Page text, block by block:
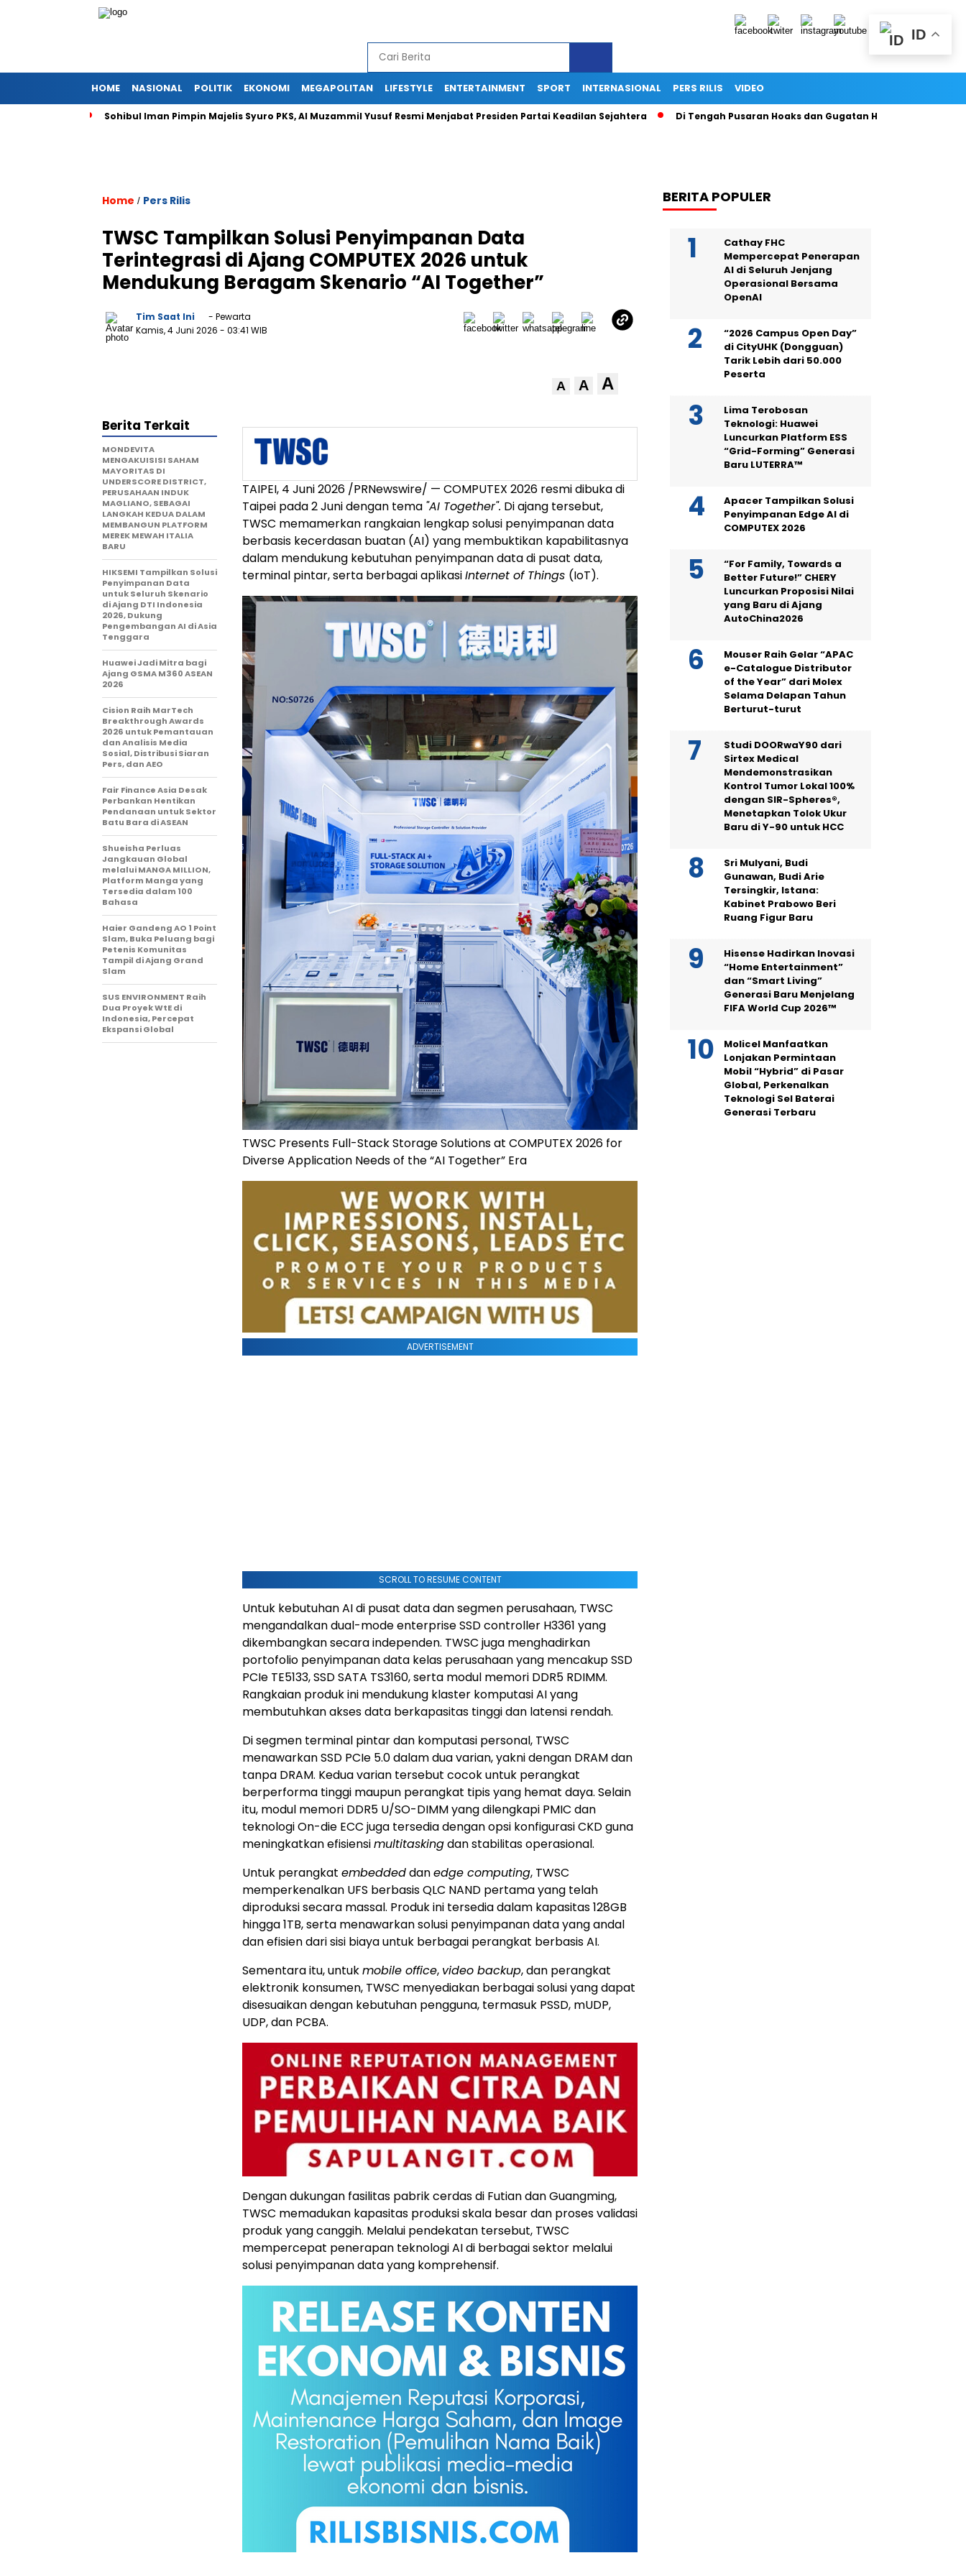
HOME NASIONAL POLITIK EKONOMI MEGAPOLITAN LIFESTYLE ENTERTAINMENT SPORT INTERNASIONAL PERS RILIS VIDEO
Sohibul Iman Pimpin Majelis Syuro PKS, Al Muzammil Yusuf Resmi Menjabat Presiden Partai Keadilan Sejahtera Di Tengah Pusaran Hoaks dan Gugatan Hukum, Secarik Ijazah
Home / Pers Rilis
TWSC Tampilkan Solusi Penyimpanan Data
Terintegrasi di Ajang COMPUTEX 2026 untuk
Mendukung Beragam Skenario “AI Together”
Tim Saat Ini
- Pewarta
Kamis, 4 Juni 2026 - 03:41 WIB
A A A
TAIPEI, 4 Juni 2026 /PRNewswire/ — COMPUTEX 2026 resmi dibuka di
Taipei pada 2 Juni dengan tema "AI Together". Di ajang tersebut,
TWSC memamerkan rangkaian lengkap solusi penyimpanan data
berbasis kecerdasan buatan (AI) yang membuktikan kapabilitasnya
dalam mendukung kebutuhan penyimpanan data di pusat data,
terminal pintar, serta berbagai aplikasiInternet of Things (IoT).
TWSC Presents Full-Stack Storage Solutions at COMPUTEX 2026 for
Diverse Application Needs of the “AI Together” Era
ADVERTISEMENT
SCROLL TO RESUME CONTENT
Untuk kebutuhan AI di pusat data dan segmen perusahaan, TWSC
mengandalkan dual-mode enterprise SSD controller H3361 yang
dikembangkan secara independen. TWSC juga menghadirkan
portofolio penyimpanan data kelas perusahaan yang mencakup SSD
PCIe TE5133, SSD SATA TS3160, serta modul memori DDR5 RDIMM.
Rangkaian produk ini mendukung klaster komputasi AI yang
membutuhkan akses data berkapasitas tinggi dan latensi rendah.
Di segmen terminal pintar dan komputasi personal, TWSC
menawarkan SSD PCIe 5.0 dalam dua varian, yakni dengan DRAM dan
tanpa DRAM. Kedua varian tersebut cocok untuk perangkat
berperforma tinggi maupun perangkat tipis yang hemat daya. Selain
itu, modul memori DDR5 U/SO-DIMM yang dilengkapi PMIC dan
teknologi On-die ECC juga tersedia dengan opsi konfigurasi CKD guna
meningkatkan efisiensimultitaskingdan stabilitas operasional.
Untuk perangkat embeddeddanedge computing, TWSC
memperkenalkan UFS berbasis QLC NAND pertama yang telah
diproduksi secara massal. Produk ini tersedia dalam kapasitas 128GB
hingga 1TB, serta menawarkan solusi penyimpanan data yang andal
dan efisien dari sisi biaya untuk berbagai perangkat berbasis AI.
Sementara itu, untukmobile office, video backup, dan perangkat
elektronik konsumen, TWSC menyediakan berbagai solusi yang dapat
disesuaikan dengan kebutuhan pengguna, termasuk PSSD, mUDP,
UDP, dan PCBA.
Dengan dukungan fasilitas pabrik cerdas di Futian dan Guangming,
TWSC memadukan kapasitas produksi skala besar dan proses validasi
produk yang canggih. Melalui pendekatan tersebut, TWSC
mempercepat penerapan teknologi AI di berbagai sektor melalui
solusi penyimpanan data yang komprehensif.
Berita Terkait
MONDEVITA
MENGAKUISISI SAHAM
MAYORITAS DI
UNDERSCORE DISTRICT,
PERUSAHAAN INDUK
MAGLIANO, SEBAGAI
LANGKAH KEDUA DALAM
MEMBANGUN PLATFORM
MEREK MEWAH ITALIA
BARU
HIKSEMI Tampilkan Solusi
Penyimpanan Data
untuk Seluruh Skenario
di Ajang DTI Indonesia
2026, Dukung
Pengembangan AI di Asia
Tenggara
Huawei Jadi Mitra bagi
Ajang GSMA M360 ASEAN
2026
Cision Raih MarTech
Breakthrough Awards
2026 untuk Pemantauan
dan Analisis Media
Sosial, Distribusi Siaran
Pers, dan AEO
Fair Finance Asia Desak
Perbankan Hentikan
Pendanaan untuk Sektor
Batu Bara di ASEAN
Shueisha Perluas
Jangkauan Global
melalui MANGA MILLION,
Platform Manga yang
Tersedia dalam 100
Bahasa
Haier Gandeng AO 1 Point
Slam, Buka Peluang bagi
Petenis Komunitas
Tampil di Ajang Grand
Slam
SUS ENVIRONMENT Raih
Dua Proyek WtE di
Indonesia, Percepat
Ekspansi Global
BERITA POPULER
Cathay FHC
Mempercepat Penerapan
AI di Seluruh Jenjang
Operasional Bersama
OpenAI
“2026 Campus Open Day”
di CityUHK (Dongguan)
Tarik Lebih dari 50.000
Peserta
Lima Terobosan
Teknologi: Huawei
Luncurkan Platform ESS
“Grid-Forming” Generasi
Baru LUTERRA™
Apacer Tampilkan Solusi
Penyimpanan Edge AI di
COMPUTEX 2026
“For Family, Towards a
Better Future!” CHERY
Luncurkan Proposisi Nilai
yang Baru di Ajang
AutoChina2026
Mouser Raih Gelar “APAC
e-Catalogue Distributor
of the Year” dari Molex
Selama Delapan Tahun
Berturut-turut
Studi DOORwaY90 dari
Sirtex Medical
Mendemonstrasikan
Kontrol Tumor Lokal 100%
dengan SIR-Spheres®,
Menetapkan Tolok Ukur
Baru di Y-90 untuk HCC
Sri Mulyani, Budi
Gunawan, Budi Arie
Tersingkir, Istana:
Kabinet Prabowo Beri
Ruang Figur Baru
Hisense Hadirkan Inovasi
“Home Entertainment”
dan “Smart Living”
Generasi Baru Menjelang
FIFA World Cup 2026™
Molicel Manfaatkan
Lonjakan Permintaan
Mobil “Hybrid” di Pasar
Global, Perkenalkan
Teknologi Sel Baterai
Generasi Terbaru
ID